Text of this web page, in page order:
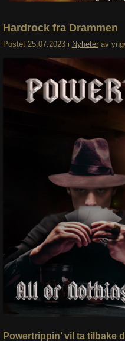
Søk
Hardrock fra Drammen
Postet 25.07.2023 i Nyheter av
Powertrippin’ vil ta tilbake